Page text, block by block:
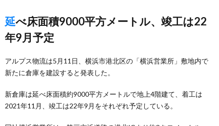
延べ床面積9000平方メートル、竣工は22
年9月予定
アルプス物流は5月11日、横浜市港北区の「横浜営業所」敷地内で
新たに倉庫を建設すると発表した。
新倉庫は延べ床面積約9000平方メートルで地上4階建て、着工は
2021年11月、竣工は22年9月をそれぞれ予定している。